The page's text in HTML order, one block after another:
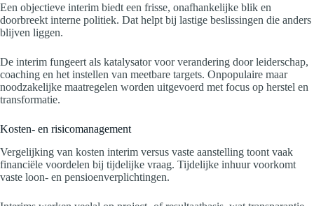
Een objectieve interim biedt een frisse, onafhankelijke blik en
doorbreekt interne politiek. Dat helpt bij lastige beslissingen die anders
blijven liggen.
De interim fungeert als katalysator voor verandering door leiderschap,
coaching en het instellen van meetbare targets. Onpopulaire maar
noodzakelijke maatregelen worden uitgevoerd met focus op herstel en
transformatie.
Kosten- en risicomanagement
Vergelijking van kosten interim versus vaste aanstelling toont vaak
financiële voordelen bij tijdelijke vraag. Tijdelijke inhuur voorkomt
vaste loon- en pensioenverplichtingen.